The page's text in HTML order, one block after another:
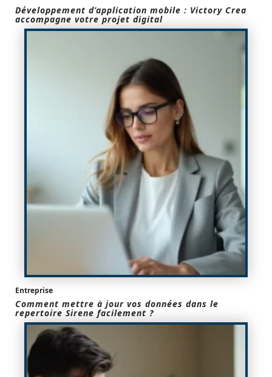
Développement d’application mobile : Victory Crea
accompagne votre projet digital
Entreprise
Comment mettre à jour vos données dans le
repertoire Sirene facilement ?